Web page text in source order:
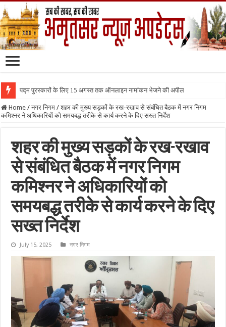
पद्म पुरस्कारों के लिए 15 अगस्त तक ऑनलाइन नामांकन भेजने की अपील
Home / नगर निगम / शहर की मुख्य सड़कों के रख-रखाव से संबंधित बैठक में नगर निगम
कमिश्नर ने अधिकारियों को समयबद्ध तरीके से कार्य करने के दिए सख्त निर्देश
शहर की मुख्य सड़कों के रख-रखाव
से संबंधित बैठक में नगर निगम
कमिश्नर ने अधिकारियों को
समयबद्ध तरीके से कार्य करने के दिए
सख्त निर्देश
July 15, 2025 नगर निगम